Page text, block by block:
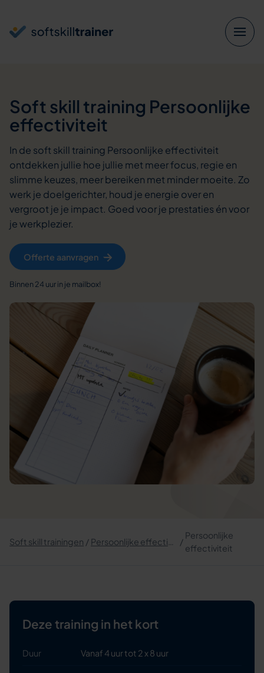
Soft skill training Persoonlijke
effectiviteit
In de soft skill training Persoonlijke effectiviteit
ontdekken jullie hoe jullie met meer focus, regie en
slimme keuzes, meer bereiken met minder moeite. Zo
werk je doelgerichter, houd je energie over en
vergroot je je impact. Goed voor je prestaties én voor
je werkplezier.
Offerte aanvragen
Binnen 24 uur in je mailbox!
Soft skill trainingen
Persoonlijke
effectiviteit
Deze training in het kort
Duur Vanaf 4 uur tot 2 x 8 uur